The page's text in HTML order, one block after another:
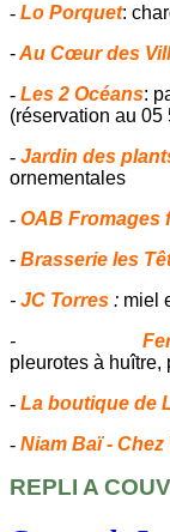
- Lo Porquet:
-Au Cœur des
- Les 2 Océans:
(réservation au 05
- Jardin des
ornementales
- OAB Fromages
- Brasserie les
- JC Torres : miel
-
pleurotes à huître,
- La boutique de
- Niam Baï -
REPLI A